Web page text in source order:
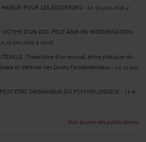
POUR LES ASSUREURS- Le 30 juin 2026 à
D'UN DOL PEUT AGIR EN INDEMNISATION
24 juin 2026 à 19:08
: Trajectoire d’un avocat, entre pratique du
et défense des Droits Fondamentaux.- Le 13 juin
ETRE ORGANIQUE OU PSYCHOLOGIQUE- Le 8
Voir toutes ses publications